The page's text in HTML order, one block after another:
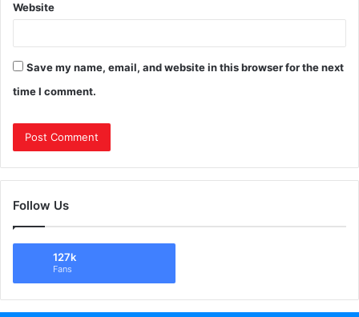
Website
Save my name, email, and website in this browser for the next
time I comment.
Follow Us
127k
Fans